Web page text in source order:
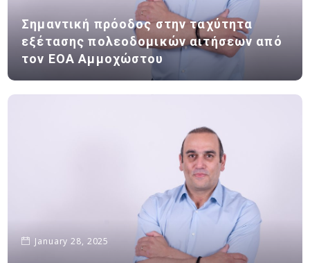
Σημαντική πρόοδος στην ταχύτητα
εξέτασης πολεοδομικών αιτήσεων από
τον ΕΟΑ Αμμοχώστου
January 28, 2025